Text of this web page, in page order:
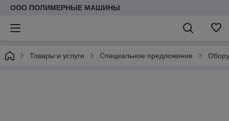
ООО ПОЛИМЕРНЫЕ МАШИНЫ
Товары и услуги Специальное предложение